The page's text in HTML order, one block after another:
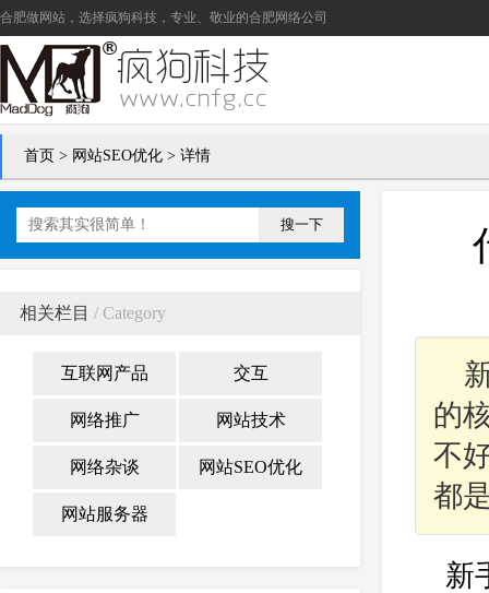
合肥做网站 ，选择疯狗科技，专业、敬业的合肥网络公司
首页 > 网站SEO优化 > 详情
搜一下
相关栏目 / Category
互联网产品 交互
网络推广 网站技术
网络杂谈 网站SEO优化
网站服务器
的
不
都
新